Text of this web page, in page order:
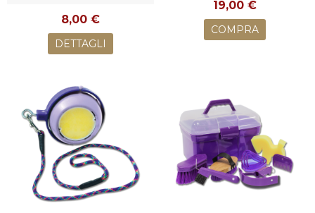
8,00 €
DETTAGLI
19,00 €
COMPRA